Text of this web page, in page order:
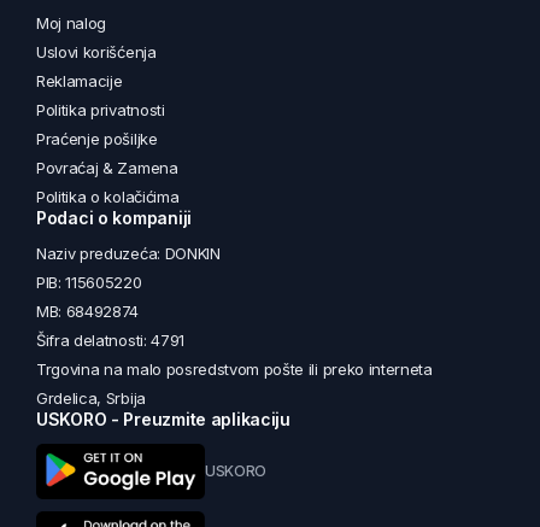
Moj nalog
Uslovi korišćenja
Reklamacije
Politika privatnosti
Praćenje pošiljke
Povraćaj & Zamena
Politika o kolačićima
Podaci o kompaniji
Naziv preduzeća: DONKIN
PIB: 115605220
MB: 68492874
Šifra delatnosti: 4791
Trgovina na malo posredstvom pošte ili preko interneta
Grdelica, Srbija
USKORO - Preuzmite aplikaciju
USKORO